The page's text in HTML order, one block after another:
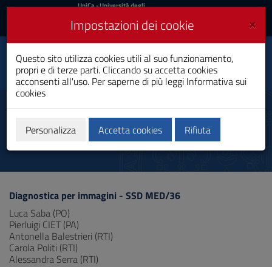
Vai
al
navigazione
sito
al
Footer
UniCa
Accedi
UniCa- Università degli
Accedi UniCA News
Toggle
navigation
Dipartimento di Scienze
mediche e sanità
pubblica
Diagnostica per Immagini -
MED/36
Diagnostica per immagini - SSD MED/36
Luca Saba (PO)
Pierluigi CIET (PA)
Antonella Balestrieri (RTI)
Carola Politi (RTI)
Alessandra Serra (RTI)
×
Impostazioni dei cookie
Questo sito utilizza cookies utili al suo funzionamento,
propri e di terze parti. Cliccando su accetta cookies
acconsenti all'uso. Per saperne di più leggi Informativa sui
cookies
Personalizza Accetta cookies Rifiuta